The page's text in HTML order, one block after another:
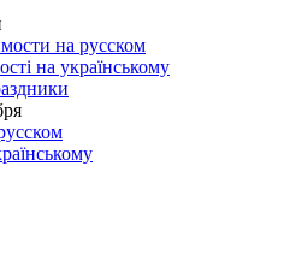
на русском
на українському